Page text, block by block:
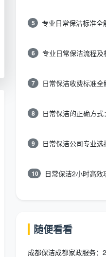
5
6
7
8
9
10
随便看看